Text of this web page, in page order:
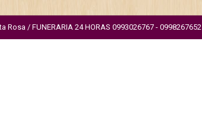
/ FUNERARIA 24 HORAS 0993026767 - 0998267652